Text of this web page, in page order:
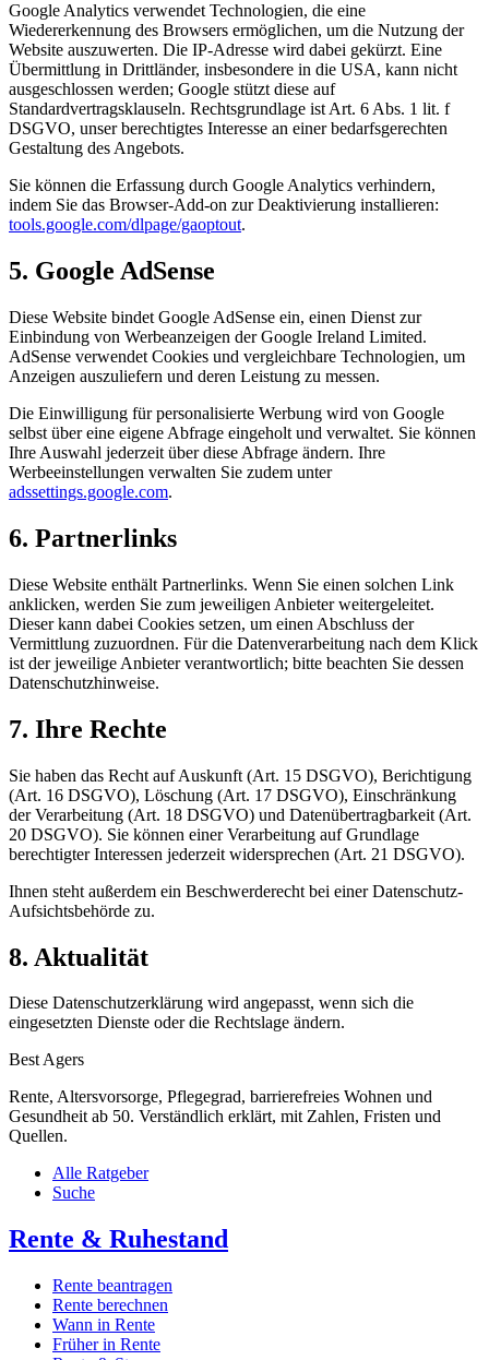
Google Analytics verwendet Technologien, die eine
Wiedererkennung des Browsers ermöglichen, um die Nutzung der
Website auszuwerten. Die IP-Adresse wird dabei gekürzt. Eine
Übermittlung in Drittländer, insbesondere in die USA, kann nicht
ausgeschlossen werden; Google stützt diese auf
Standardvertragsklauseln. Rechtsgrundlage ist Art. 6 Abs. 1 lit. f
DSGVO, unser berechtigtes Interesse an einer bedarfsgerechten
Gestaltung des Angebots.
Sie können die Erfassung durch Google Analytics verhindern,
indem Sie das Browser-Add-on zur Deaktivierung installieren:
tools.google.com/dlpage/gaoptout.
5. Google AdSense
Diese Website bindet Google AdSense ein, einen Dienst zur
Einbindung von Werbeanzeigen der Google Ireland Limited.
AdSense verwendet Cookies und vergleichbare Technologien, um
Anzeigen auszuliefern und deren Leistung zu messen.
Die Einwilligung für personalisierte Werbung wird von Google
selbst über eine eigene Abfrage eingeholt und verwaltet. Sie können
Ihre Auswahl jederzeit über diese Abfrage ändern. Ihre
Werbeeinstellungen verwalten Sie zudem unter
adssettings.google.com.
6. Partnerlinks
Diese Website enthält Partnerlinks. Wenn Sie einen solchen Link
anklicken, werden Sie zum jeweiligen Anbieter weitergeleitet.
Dieser kann dabei Cookies setzen, um einen Abschluss der
Vermittlung zuzuordnen. Für die Datenverarbeitung nach dem Klick
ist der jeweilige Anbieter verantwortlich; bitte beachten Sie dessen
Datenschutzhinweise.
7. Ihre Rechte
Sie haben das Recht auf Auskunft (Art. 15 DSGVO), Berichtigung
(Art. 16 DSGVO), Löschung (Art. 17 DSGVO), Einschränkung
der Verarbeitung (Art. 18 DSGVO) und Datenübertragbarkeit (Art.
20 DSGVO). Sie können einer Verarbeitung auf Grundlage
berechtigter Interessen jederzeit widersprechen (Art. 21 DSGVO).
Ihnen steht außerdem ein Beschwerderecht bei einer Datenschutz-
Aufsichtsbehörde zu.
8. Aktualität
Diese Datenschutzerklärung wird angepasst, wenn sich die
eingesetzten Dienste oder die Rechtslage ändern.
Best Agers
Rente, Altersvorsorge, Pflegegrad, barrierefreies Wohnen und
Gesundheit ab 50. Verständlich erklärt, mit Zahlen, Fristen und
Quellen.
Alle Ratgeber
Suche
Rente & Ruhestand
Rente beantragen
Rente berechnen
Wann in Rente
Früher in Rente